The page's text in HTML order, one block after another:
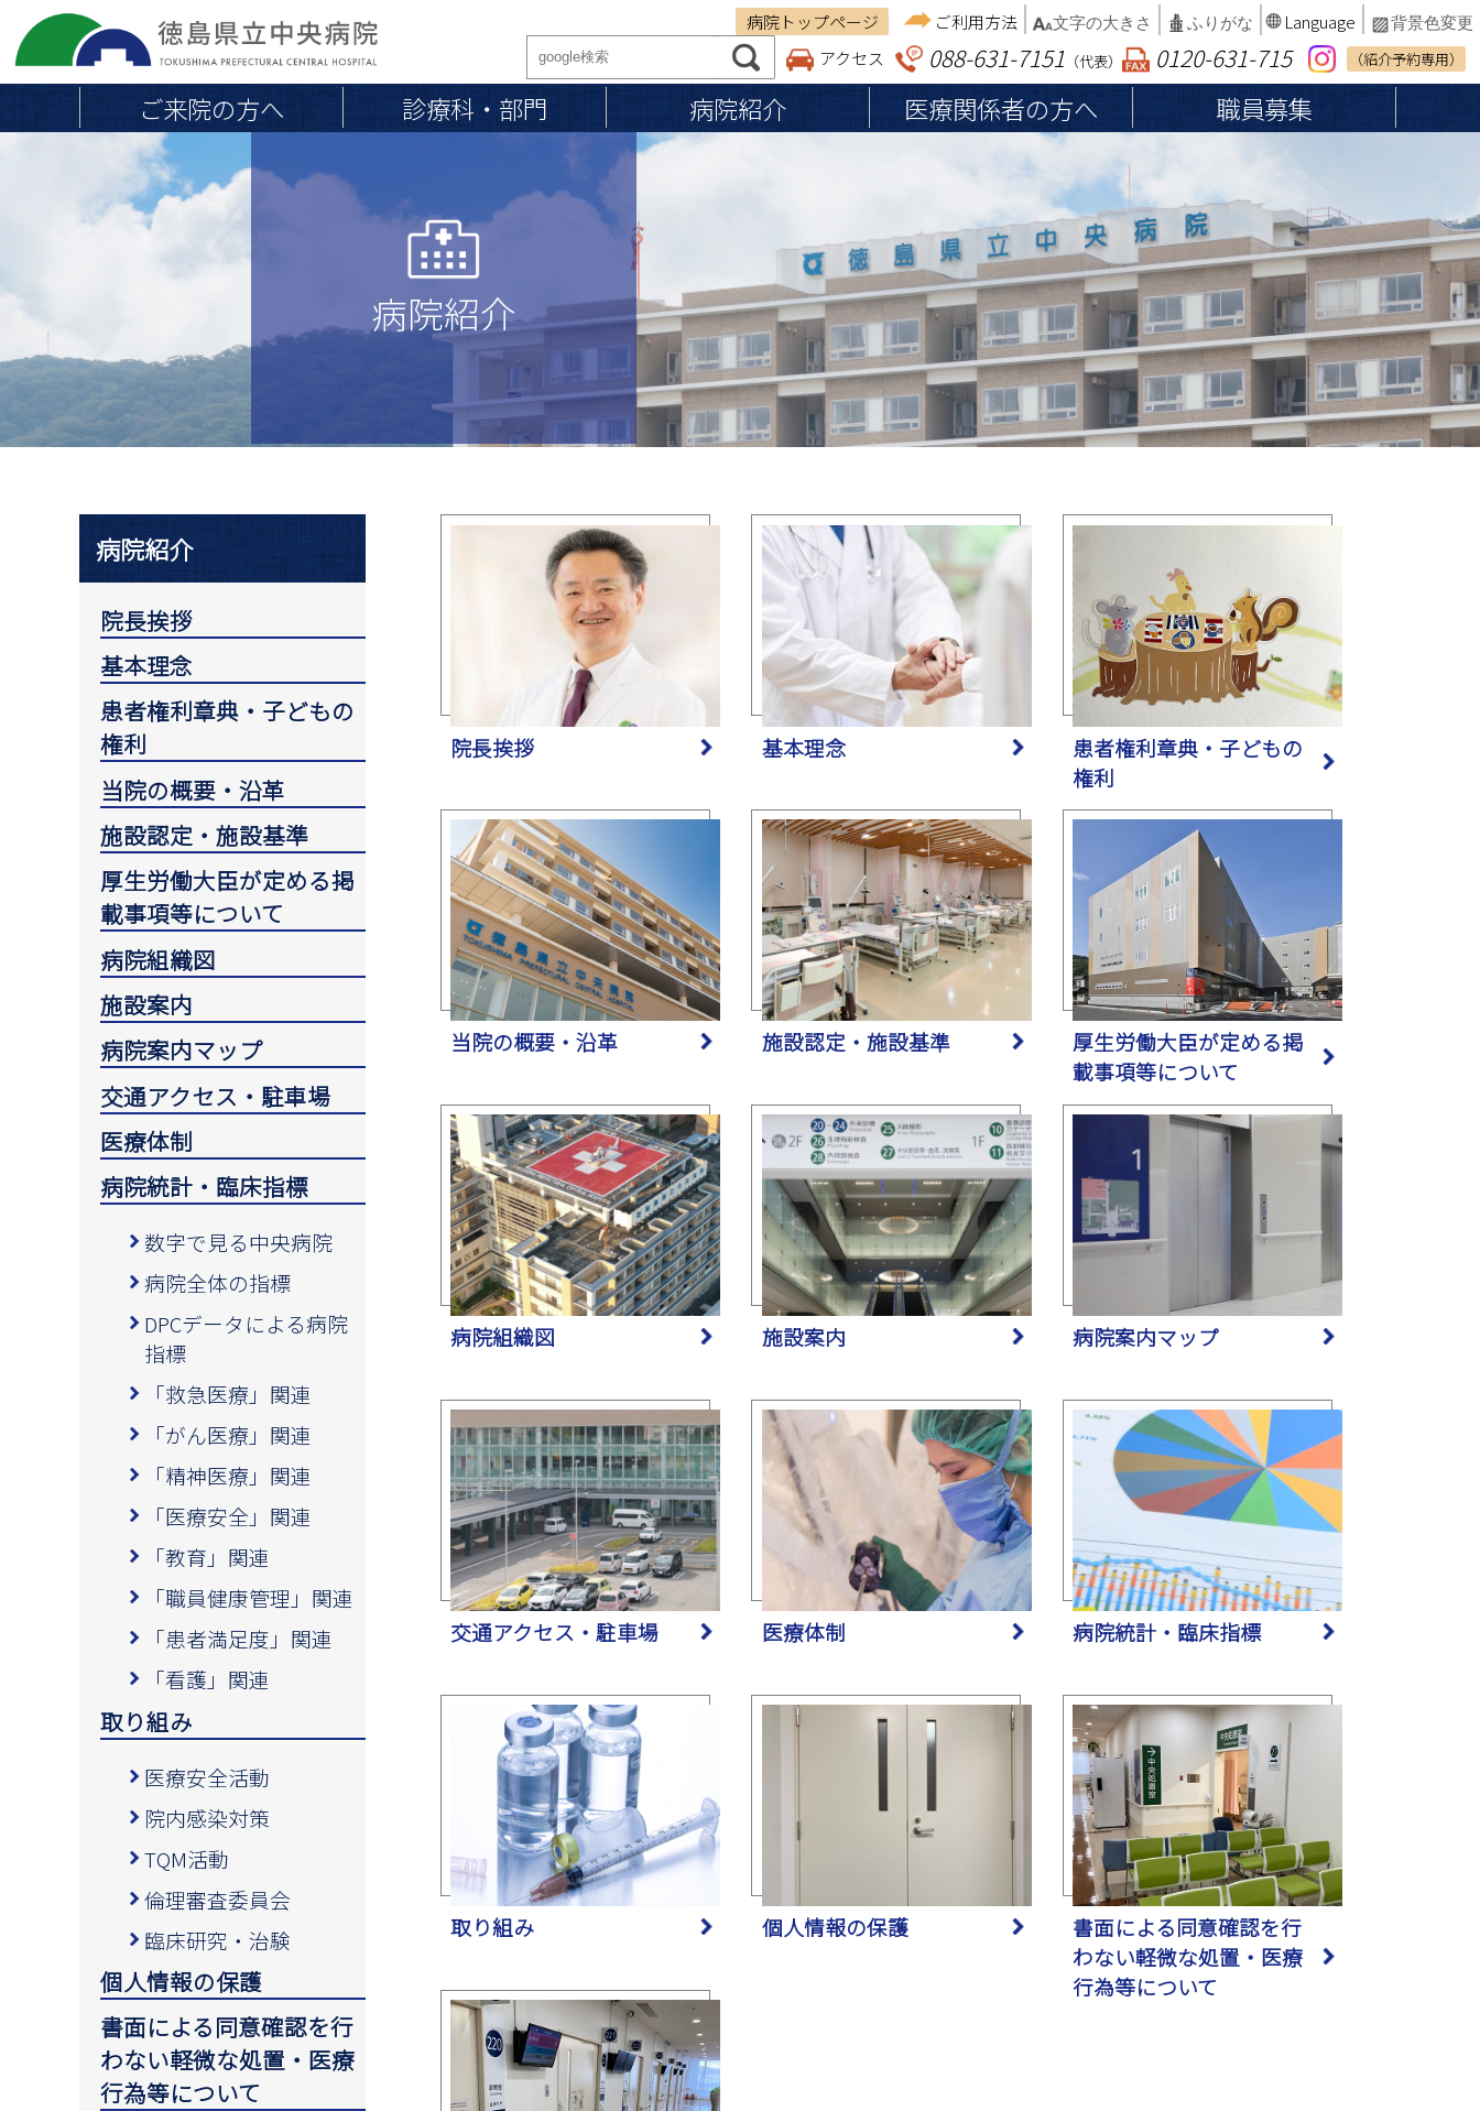
病院トップページ ご利用方法 文字の大きさ ふりがな Language 背景色変更
アクセス 088-631-7151 （代表） 0120-631-715 （紹介予約専用）
ご来院の方へ 診療科・部門 病院紹介 医療関係者の方へ 職員募集
外来診療担当医一覧
通院中・再診の方へ
救急外来
専門外来
入院のご案内
入院の準備・手続き
退院の準備・手続き
お見舞い・ご面会の方へ
入院費用・お支払い
入院中の生活
総合案内
インフォームドコンセント
カルテ開示の請求
診断書・証明書等の発行
相談窓口
院内でのお願い
院長挨拶 基本理念
患者権利章典・子どもの権利
当院の概要・沿革
施設認定・施設基準
厚生労働大臣が定める掲載事項等
施設案内
病院案内マップ
交通アクセス・駐車場
医療体制
病院統計・臨床指標
取り組み
個人情報の保護
書面による同意確認を行わない軽微な処
置・医療行為等について
職員負担軽減のお願い
地域連携医の皆さまへ 医療従事者の皆さまへ 保険調剤薬局の皆さまへ 納品等業者の皆さまへ
病院紹介
病院紹介
院長挨拶
基本理念
患者権利章典・子どもの
権利
当院の概要・沿革
施設認定・施設基準
厚生労働大臣が定める掲
載事項等について
病院組織図
施設案内
病院案内マップ
交通アクセス・駐車場
医療体制
病院統計・臨床指標
数字で見る中央病院
病院全体の指標
DPCデータによる病院
指標
「救急医療」関連
「がん医療」関連
「精神医療」関連
「医療安全」関連
「教育」関連
「職員健康管理」関連
「患者満足度」関連
「看護」関連
取り組み
医療安全活動
院内感染対策
TQM活動
倫理審査委員会
臨床研究・治験
個人情報の保護
書面による同意確認を行
わない軽微な処置・医療
行為等について
院長挨拶 基本理念
患者権利章典・子どもの
権利
当院の概要・沿革 施設認定・施設基準
厚生労働大臣が定める掲
載事項等について
病院組織図 施設案内 病院案内マップ
交通アクセス・駐車場 医療体制 病院統計・臨床指標
取り組み 個人情報の保護
書面による同意確認を行
わない軽微な処置・医療
行為等について